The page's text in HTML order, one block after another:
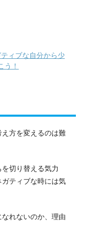
ィブな自分から少
う！
方を変えるのは難
切り替える気力
ティブな時には気
れないのか、理由